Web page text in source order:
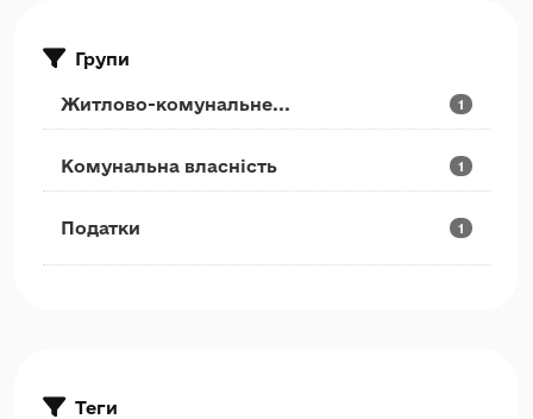
Групи
Житлово-комунальне... 1
Комунальна власність 1
Податки 1
Теги